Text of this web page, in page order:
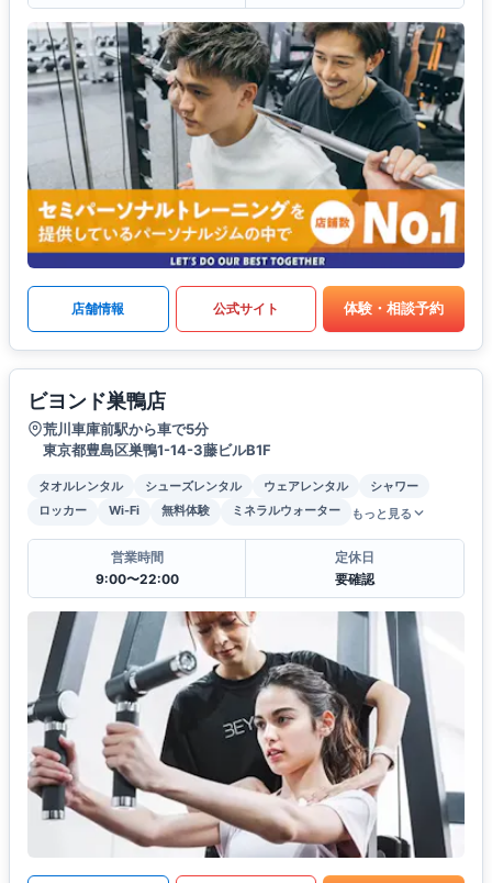
店舗情報 公式サイト 体験・相談予約
ビヨンド巣鴨店
荒川車庫前駅から車で5分
東京都豊島区巣鴨1-14-3藤ビルB1F
タオルレンタル シューズレンタル ウェアレンタル
シャワー
ロッカー
Wi-Fi 無料体験 ミネラルウォーター もっと見る
営業時間
9:00〜22:00
定休日
要確認